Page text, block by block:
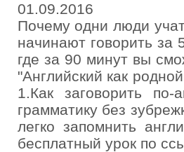
01.09.2016
Почему одни люди
начинают говорить за
где за 90 минут вы
"Английский как
1.Как заговорить по-
грамматику без
легко запомнить
бесплатный урок по